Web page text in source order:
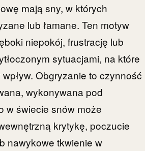
mają sny, w których
lub łamane. Ten motyw
niepokój, frustrację lub
sytuacjami, na które
Obgryzanie to czynność
wykonywana pod
w świecie snów może
krytykę, poczucie
nawykowe tkwienie w